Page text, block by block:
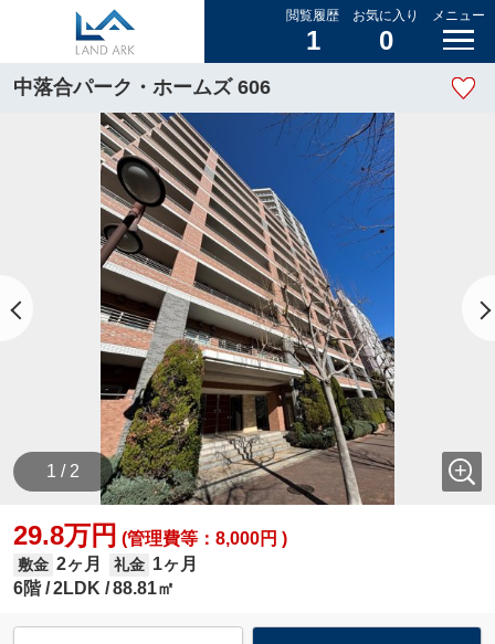
閲覧履歴
1
お気に入り
0
メニュー
中落合パーク・ホームズ 606
1 / 2
29.8万円 (管理費等：8,000円 )
敷金 2ヶ月 礼金 1ヶ月
6階 2LDK 88.81㎡